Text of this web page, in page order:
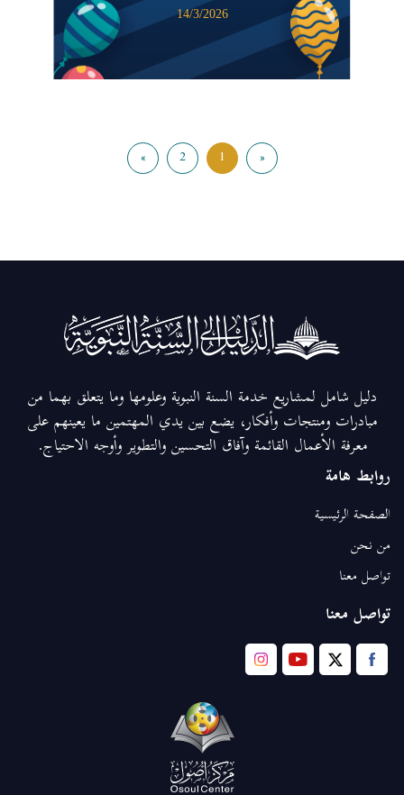
14/3/2026
«
1
2
»
دليل شامل لمشاريع خدمة السنة النبوية وعلومها وما يتعلق بهما من
مبادرات ومنتجات وأفكار، يضع بين يدي المهتمين ما يعينهم على
معرفة الأعمال القائمة وآفاق التحسين والتطوير وأوجه الاحتياج.
روابط هامة
الصفحة الرئيسية
من نحن
تواصل معنا
تواصل معنا